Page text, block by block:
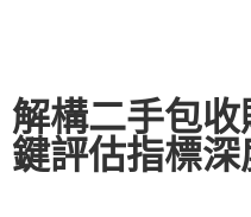
解構二手包
鍵評估指標